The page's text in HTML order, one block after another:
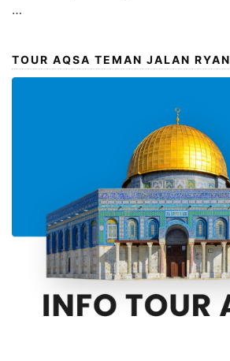
…
TOUR AQSA TEMAN JALAN RYAN